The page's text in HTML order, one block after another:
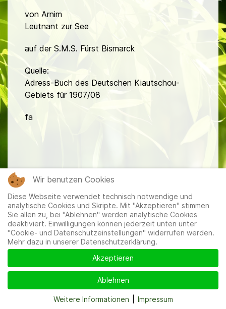
von Arnim
Leutnant zur See
auf der S.M.S. Fürst Bismarck
Quelle:
Adress-Buch des Deutschen Kiautschou-
Gebiets für 1907/08
fa
Mitglieder Impressum Datenschutzerklärung
Cookie-
und Datenschutzeinstellungen
Wir benutzen Cookies
Diese Webseite verwendet technisch notwendige und
analytische Cookies und Skripte. Mit "Akzeptieren" stimmen
Sie allen zu, bei "Ablehnen" werden analytische Cookies
deaktiviert. Einwilligungen können jederzeit unten unter
"Cookie- und Datenschutzeinstellungen" widerrufen werden.
Mehr dazu in unserer Datenschutzerklärung.
Akzeptieren
Ablehnen
Weitere Informationen Impressum